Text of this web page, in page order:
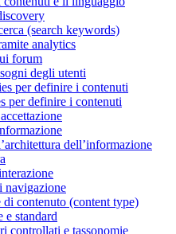
(search keywords)
analytics
forum
degli utenti
per definire i contenuti
per definire i contenuti
dell’informazione
navigazione
contenuto (content type)
e standard
controllati e tassonomie